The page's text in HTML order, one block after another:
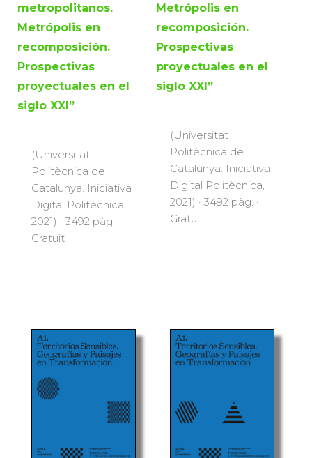
metropolitanos.
Metrópolis en
recomposición.
Prospectivas
proyectuales en el
siglo XXI”
(Universitat
Politècnica de
Catalunya. Iniciativa
Digital Politècnica,
2021) · 3492 pàg. ·
Gratuït
Metrópolis en
recomposición.
Prospectivas
proyectuales en el
siglo XXI”
(Universitat
Politècnica de
Catalunya. Iniciativa
Digital Politècnica,
2021) · 3492 pàg. ·
Gratuït